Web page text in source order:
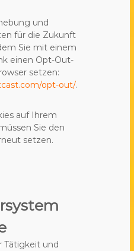
und
für die Zukunft
Sie mit einem
einen Opt-Out-
setzen:
opt-out/.
auf Ihrem
Sie den
setzen.
Tätigkeit und